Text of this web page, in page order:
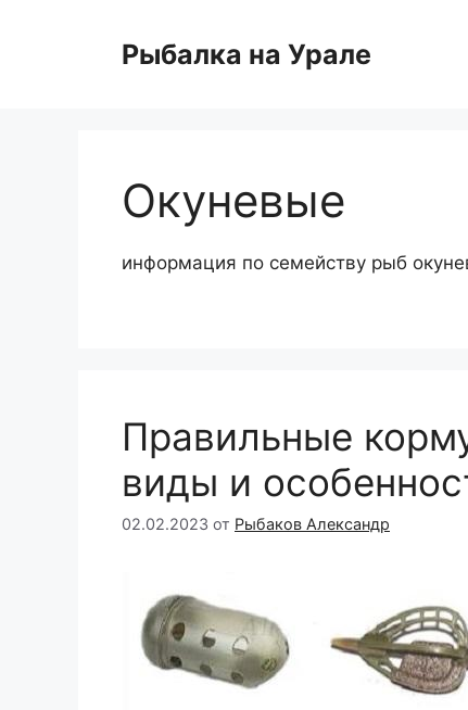
содержимомуРыбалка на Урале
Окуневые
информация по семейству рыб
Правильные
виды и
02.02.2023 от Рыбаков Александр